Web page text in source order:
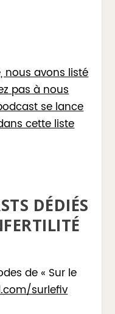
nous avons listé
pas à nous
se lance
cette liste
DÉDIÉS
de « Sur le
surlefiv